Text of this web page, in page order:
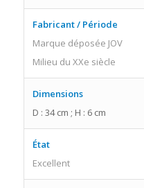
Fabricant / Période
Marque déposée JOV
Milieu du XXe siècle
Dimensions
D : 34 cm ; H : 6 cm
État
Excellent